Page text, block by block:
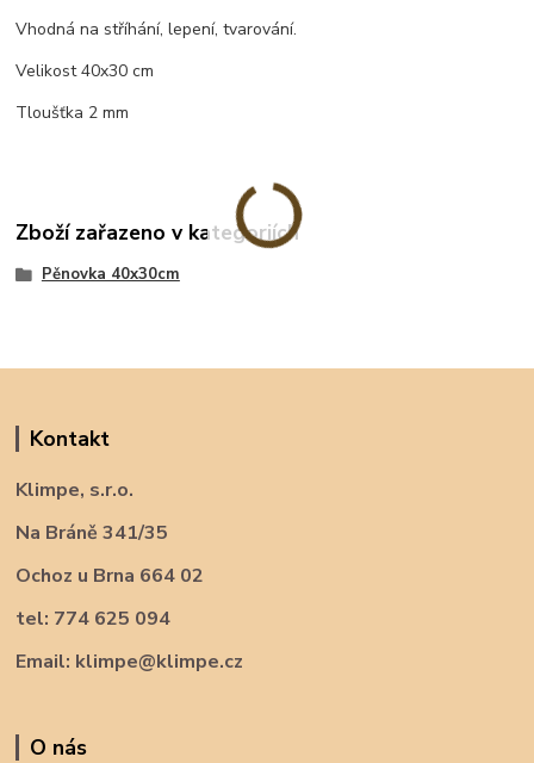
Vhodná na stříhání, lepení, tvarování.
Velikost 40x30 cm
Tloušťka 2 mm
Zboží zařazeno v kategoriích
Pěnovka 40x30cm
Kontakt
Klimpe, s.r.o.
Na Bráně 341/35
Ochoz u Brna 664 02
tel: 774 625 094
Email: klimpe@klimpe.cz
O nás